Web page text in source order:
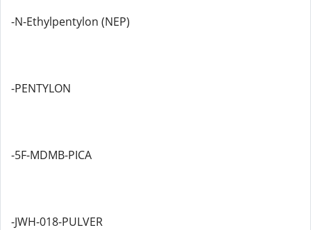
-N-Ethylpentylon (NEP)
-PENTYLON
-5F-MDMB-PICA
-JWH-018-PULVER